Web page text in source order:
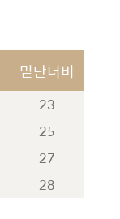
밑단너비
23
25
27
28